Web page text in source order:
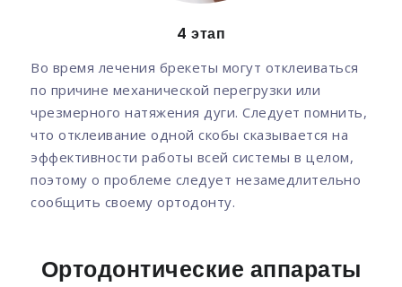
4 этап
Во время лечения брекеты могут отклеиваться
по причине механической перегрузки или
чрезмерного натяжения дуги. Следует помнить,
что отклеивание одной скобы сказывается на
эффективности работы всей системы в целом,
поэтому о проблеме следует незамедлительно
сообщить своему ортодонту.
Ортодонтические аппараты